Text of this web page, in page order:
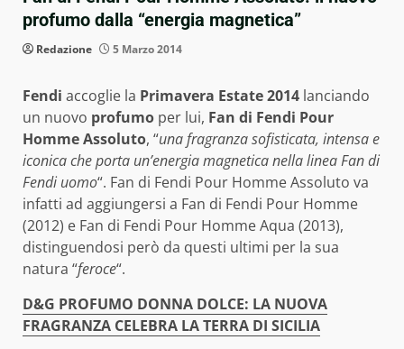
profumo dalla “energia magnetica”
Redazione 5 Marzo 2014
Fendi accoglie la Primavera Estate 2014 lanciando
un nuovo profumo per lui, Fan di Fendi Pour
Homme Assoluto, “una fragranza sofisticata, intensa e
iconica che porta un’energia magnetica nella linea Fan di
Fendi uomo“. Fan di Fendi Pour Homme Assoluto va
infatti ad aggiungersi a Fan di Fendi Pour Homme
(2012) e Fan di Fendi Pour Homme Aqua (2013),
distinguendosi però da questi ultimi per la sua
natura “feroce“.
D&G PROFUMO DONNA DOLCE: LA NUOVA
FRAGRANZA CELEBRA LA TERRA DI SICILIA